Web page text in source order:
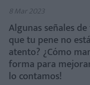
8 Mar 2023
Algunas señales
que tu pene no
atento? ¿Cómo
forma para
lo contamos!